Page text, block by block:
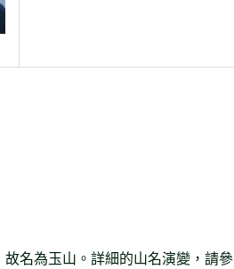
名為玉山。詳細的山名演變，請參